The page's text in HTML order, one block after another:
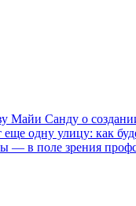
Санду о
одну улицу: как
— в поле зрения